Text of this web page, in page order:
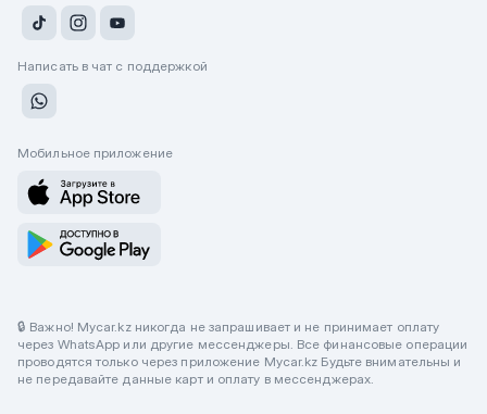
Написать в чат с поддержкой
Мобильное приложение
🔒 Важно! Mycar.kz никогда не запрашивает и не принимает оплату
через WhatsApp или другие мессенджеры. Все финансовые операции
проводятся только через приложение Mycar.kz Будьте внимательны и
не передавайте данные карт и оплату в мессенджерах.